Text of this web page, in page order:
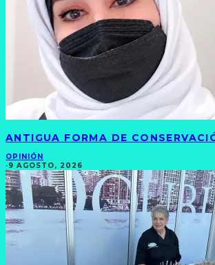
ANTIGUA FORMA DE
OPINIÓN
·9 AGOSTO, 2026